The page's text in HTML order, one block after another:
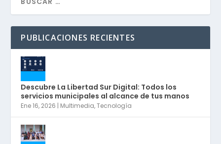
PUBLICACIONES RECIENTES
Descubre La Libertad Sur Digital: Todos los
servicios municipales al alcance de tus manos
Ene 16, 2026 | Multimedia,Tecnología